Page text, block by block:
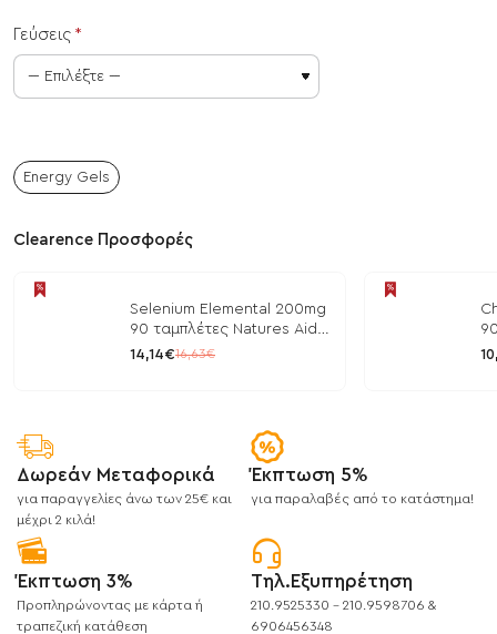
Γεύσεις
Energy Gels
Clearence Προσφορές
Selenium Elemental 200mg
90 ταμπλέτες Natures Aid
/ Μέταλλα
14,14€16,63€
/
Δωρεάν Μεταφορικά
για παραγγελίες άνω των 25€ και
μέχρι 2 κιλά!
Έκπτωση 5%
για παραλαβές από το κατάστημα!
Έκπτωση 3%
Προπληρώνοντας με κάρτα ή
τραπεζική κατάθεση
Τηλ.Εξυπηρέτηση
210.9525330 - 210.9598706 &
6906456348